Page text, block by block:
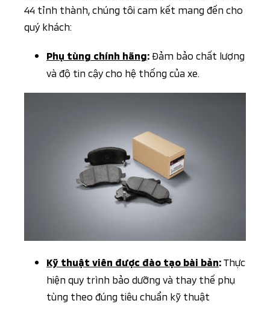
44 tỉnh thành, chúng tôi cam kết mang đến cho
quý khách:
Phụ tùng chính hãng:Đảm bảo chất lượng
và độ tin cậy cho hệ thống của xe.
Kỹ thuật viên được đào tạo bài bản:Thực
hiện quy trình bảo dưỡng và thay thế phụ
tùng theo đúng tiêu chuẩn kỹ thuật